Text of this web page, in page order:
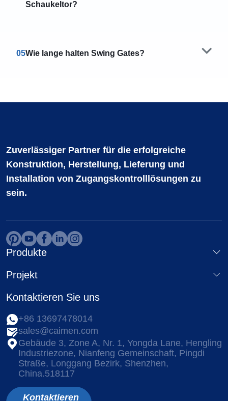
Schaukeltor?
05Wie lange halten Swing Gates?
Zuverlässiger Partner für die erfolgreiche
Konstruktion, Herstellung, Lieferung und
Installation von Zugangskontrolllösungen zu
sein.
Produkte
Projekt
Kontaktieren Sie uns
+86 13697478014
sales@caimen.com
Gebäude 3, Zone A, Nr. 1, Yongda Lane, Hengling
Industriezone, Nianfeng Gemeinschaft, Pingdi
Straße, Longgang Bezirk, Shenzhen,
China.518117
Kontaktieren